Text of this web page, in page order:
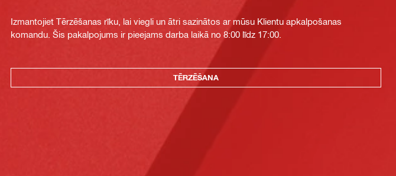
Izmantojiet Tērzēšanas rīku, lai viegli un ātri sazinātos ar mūsu Klientu apkalpošanas
komandu. Šis pakalpojums ir pieejams darba laikā no 8:00 līdz 17:00.
TĒRZĒŠANA